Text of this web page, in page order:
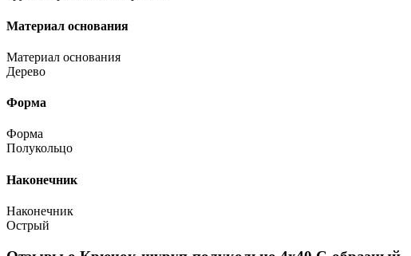
Материал основания
Материал основания
Дерево
Форма
Форма
Полукольцо
Наконечник
Наконечник
Острый